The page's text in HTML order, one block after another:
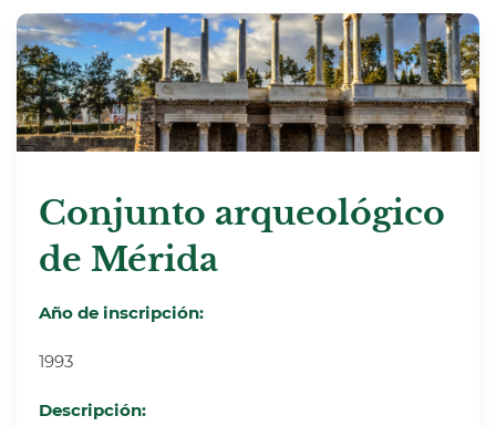
Conjunto arqueológico
de Mérida
Año de inscripción:
1993
Descripción: